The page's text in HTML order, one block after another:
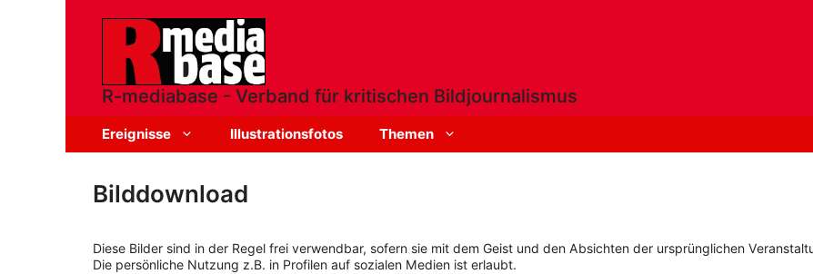
R-mediabase - Verband für kritischen Bildjournalismus
Ereignisse Illustrationsfotos Themen
Bilddownload
Diese Bilder sind in der Regel frei verwendbar, sofern sie mit dem Geist und den Absichten der ursprünglichen
Die persönliche Nutzung z.B. in Profilen auf sozialen Medien ist erlaubt.